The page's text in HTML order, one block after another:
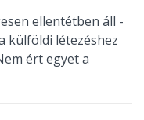
ellentétben áll -
külföldi létezéshez
ért egyet a